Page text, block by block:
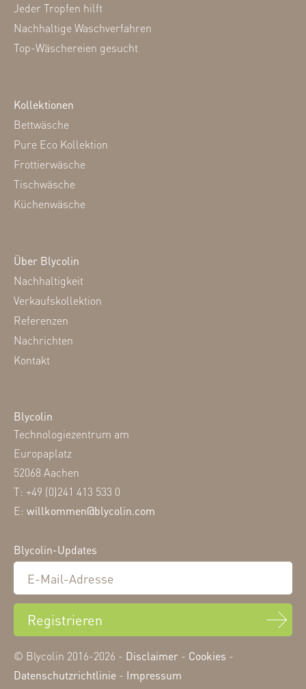
Jeder Tropfen hilft
Nachhaltige Waschverfahren
Top-Wäschereien gesucht
Kollektionen
Bettwäsche
Pure Eco Kollektion
Frottierwäsche
Tischwäsche
Küchenwäsche
Über Blycolin
Nachhaltigkeit
Verkaufskollektion
Referenzen
Nachrichten
Kontakt
Blycolin
Technologiezentrum am
Europaplatz
52068 Aachen
T: +49 (0)241 413 533 0
E: willkommen@blycolin.com
Blycolin-Updates
Registrieren
© Blycolin 2016-2026 - Disclaimer - Cookies -
Datenschutzrichtlinie - Impressum